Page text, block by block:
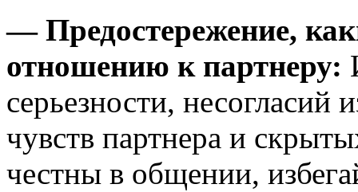
— Предостережение,
отношению к партнеру:
серьезности, несогласий
чувств партнера и
честны в общении,